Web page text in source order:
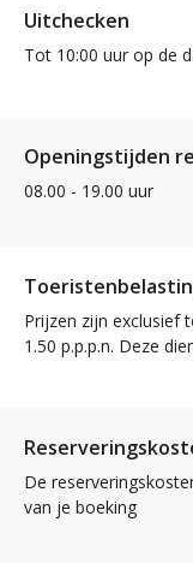
Uitchecken
Tot 10:00 uur op de
Openingstijden
08.00 - 19.00 uur
Prijzen zijn exclusief
1.50 p.p.p.n. Deze
De
van je boeking